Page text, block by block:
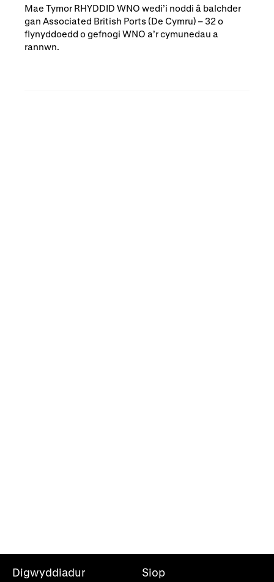
Mae Tymor RHYDDID WNO wedi’i noddi â balchder
gan Associated British Ports (De Cymru) – 32 o
flynyddoedd o gefnogi WNO a’r cymunedau a
rannwn.
Digwyddiadur
Siop